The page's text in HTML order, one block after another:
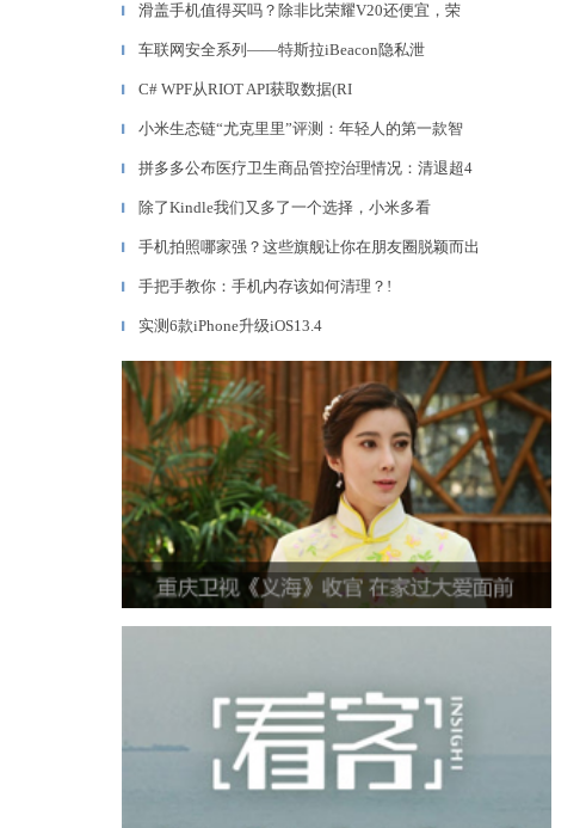
▎ 滑盖手机值得买吗？除非比荣耀V20还便宜，荣
▎ 车联网安全系列——特斯拉iBeacon隐私泄
▎ C# WPF从RIOT API获取数据(RI
▎ 小米生态链“尤克里里”评测：年轻人的第一款智
▎ 拼多多公布医疗卫生商品管控治理情况：清退超4
▎ 除了Kindle我们又多了一个选择，小米多看
▎ 手机拍照哪家强？这些旗舰让你在朋友圈脱颖而出
▎ 手把手教你：手机内存该如何清理？!
▎ 实测6款iPhone升级iOS13.4